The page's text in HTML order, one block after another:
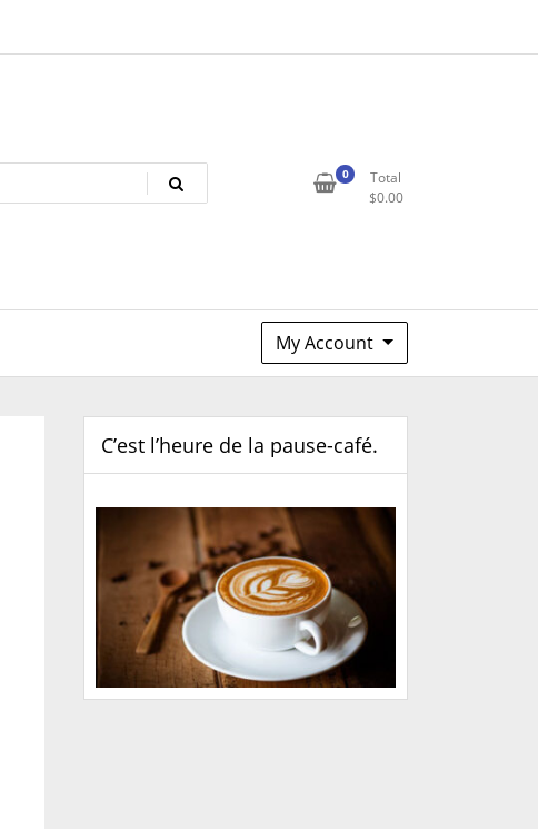
0
Total
$0.00
My Account
C’est l’heure de la pause-café.